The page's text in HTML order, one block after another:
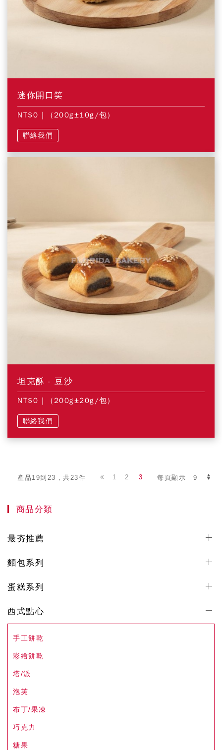
迷你開口笑
NT$0 | (200g±10g/包)
聯絡我們
坦克酥 - 豆沙
NT$0 | (200g±20g/包)
聯絡我們
產品19到23，共23件 每頁顯示
1 2 3
商品分類
最夯推薦
麵包系列
蛋糕系列
西式點心
手工餅乾
彩繪餅乾
塔/派
泡芙
布丁/果凍
巧克力
糖果